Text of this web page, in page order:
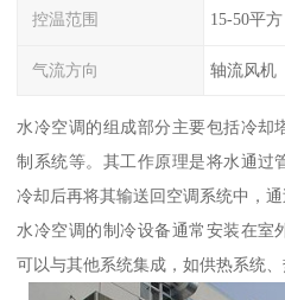
控温范围 15-50平方
气流方向 轴流风机
水冷空调的组成部分主要包括冷却
制系统等。其工作原理是将水通过
冷却后再将其输送回空调系统中，
水冷空调的制冷设备通常安装在室
可以与其他系统集成，如供热系统